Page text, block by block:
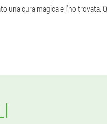
una cura magica e l'ho trovata.